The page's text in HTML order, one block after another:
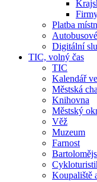
Platba
Digitální
TIC, volný čas
TIC
Kalendář
Městská
Knihovna
Městský
Věž
Muzeum
Farnost
Koupaliště